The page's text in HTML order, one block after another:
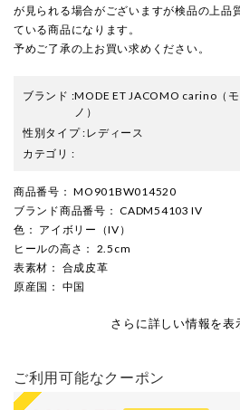
が見られる場合がございますが検品の上品
ている商品になります。
予めご了承の上お買い求めください。
ブランド :MODE ET JACOMO carino （
ノ）
性別タイプ:レディース
カテゴリ :
商品番号 ： MO901BW014520
ブランド商品番号 ： CADM54103 IV
色 ： アイボリー（IV）
ヒールの高さ ： 2.5cm
表素材 ： 合成皮革
原産国 ： 中国
さらに詳しい情報を表
ご利用可能なクーポン